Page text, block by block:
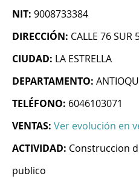
NIT: 9008733384
DIRECCIÓN: CALLE 76 SUR
CIUDAD: LA ESTRELLA
DEPARTAMENTO:
TELÉFONO: 6046103071
VENTAS: Ver evolución en
ACTIVIDAD: Construccion
publico